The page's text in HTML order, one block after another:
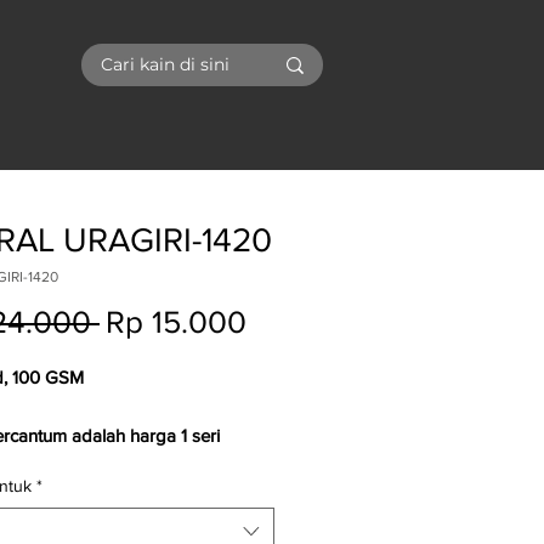
URAGIRI-1420
1420
Regular
Rp 15.000
100 GSM
adalah harga 1 seri
ketersediaan stock,
*